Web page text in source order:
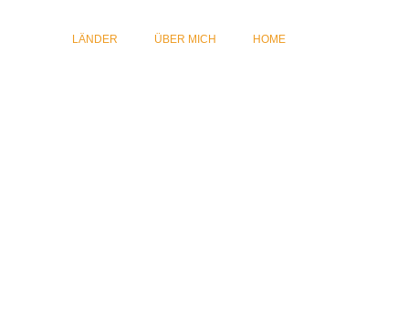
LÄNDER ÜBER MICH HOME